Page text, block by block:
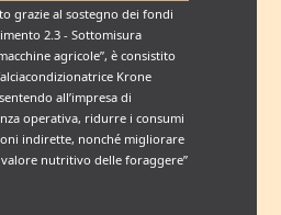
grazie al sostegno dei fondi
2.3 - Sottomisura
agricole”, è consistito
Krone
all’impresa di
operativa, ridurre i consumi
indirette, nonché migliorare
nutritivo delle foraggere”